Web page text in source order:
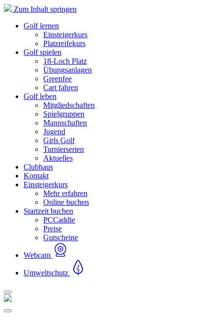
Zum Inhalt springen
Golf lernen
Einsteigerkurs
Platzreifekurs
Golf spielen
18-Loch Platz
Übungsanlagen
Greenfee
Cart fahren
Golf leben
Mitgliedschaften
Spielgruppen
Mannschaften
Jugend
Girls Golf
Turnierserien
Aktuelles
Clubhaus
Kontakt
Einsteigerkurs
Mehr erfahren
Online buchen
Startzeit buchen
PCCaddie
Preise
Gutscheine
Webcam
Umweltschutz